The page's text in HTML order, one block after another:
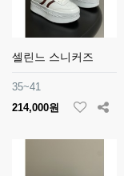
셀린느 스니커즈
35~41
214,000원